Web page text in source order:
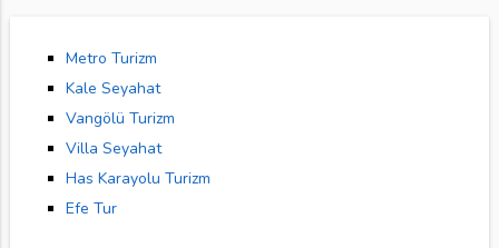
Metro Turizm
Kale Seyahat
Vangölü Turizm
Villa Seyahat
Has Karayolu Turizm
Efe Tur